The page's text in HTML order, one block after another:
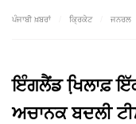
ਪੰਜਾਬੀ ਖ਼ਬਰਾਂ ਕ੍ਰਿਕੇਟ ਜਨਰਲ
ਇੰਗਲੈਂਡ ਖਿ਼ਲਾਫ਼
ਅਚਾਨਕ ਬਦਲੀ